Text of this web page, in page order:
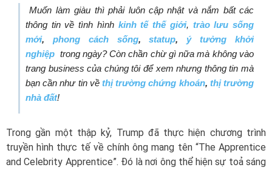
Muốn làm giàu thì phải luôn cập nhật và nắm bất các
thông tin về tình hình kinh tế thế giới, trào lưu sống
mới, phong cách sống,statup, ý tưởng khởi
nghiệp trong ngày? Còn chần chừ gì nữa mà không vào
trang business của chúng tôi để xem nhưng thông tin mà
bạn cần như tin về thị trường chứng khoán, thị trường
nhà đất!
Trong gần một thập kỷ, Trump đã thực hiện chương trình
truyền hình thực tế về chính ông mang tên “The Apprentice
and Celebrity Apprentice”. Đó là nơi ông thể hiện sự toả sáng